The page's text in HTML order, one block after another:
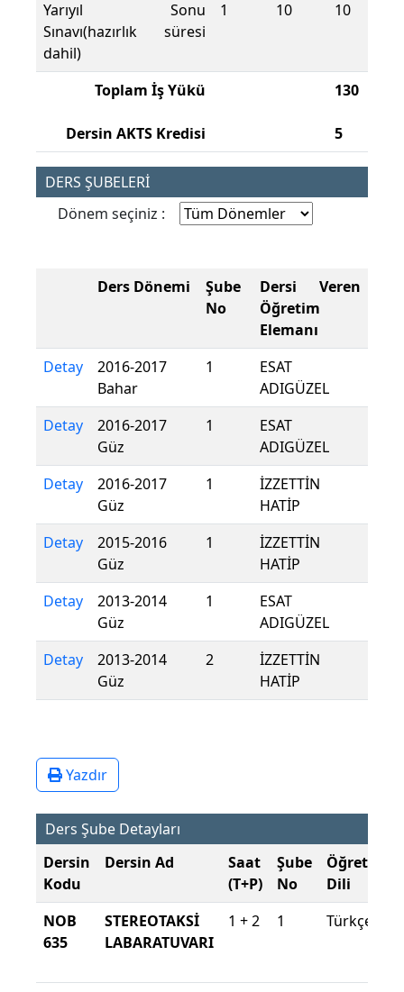
Yarıyıl Sonu
Sınavı(hazırlık süresi
dahil)
1 10 10
Toplam İş Yükü
Dersin AKTS Kredisi
130
5
DERS ŞUBELERİ
Dönem seçiniz :
Ders Dönemi
Şube
No
Dersi Veren
Öğretim
Elemanı
Detay
2016-2017
Bahar
1
ESAT
ADIGÜZEL
Detay
2016-2017
Güz
1
ESAT
ADIGÜZEL
Detay
2016-2017
Güz
1
İZZETTİN
HATİP
Detay
2015-2016
Güz
1
İZZETTİN
HATİP
Detay
2013-2014
Güz
1
ESAT
ADIGÜZEL
Detay
2013-2014
Güz
2
İZZETTİN
HATİP
Yazdır
Ders Şube Detayları
Dersin
Kodu
Dersin Ad
Saat
(T+P)
Şube
No
Öğretim
Dili
NOB
635
STEREOTAKSİ
LABARATUVARI
1 + 2 1 Türkçe